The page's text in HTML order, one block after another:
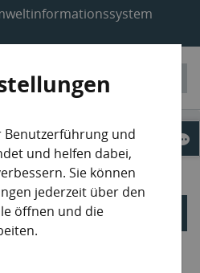
Benutzerführung und
und helfen dabei,
Sie können
jederzeit über den
öffnen und die